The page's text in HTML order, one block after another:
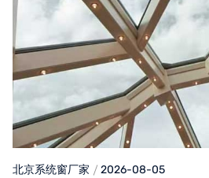
北京系统窗厂家 2026-08-05